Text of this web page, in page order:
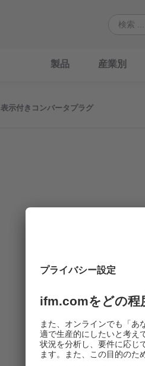
製品 産業別
表示付きコンバータプラグ